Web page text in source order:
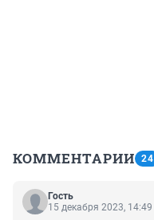
КОММЕНТАРИИ 24
Гость
15 декабря 2023, 14:49